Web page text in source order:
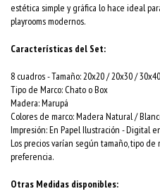
estética simple y gráfica lo hace ideal
playrooms modernos.
Características del Set:
8 cuadros -Tamaño: 20x20 / 20x30 /
Tipo de Marco: Chato o Box
Madera: Marupá
Colores de marco: Madera Natural /
Impresión: En Papel Ilustración - Digital
Los precios varían según tamaño, tipo de
preferencia.
Otras Medidas disponibles: